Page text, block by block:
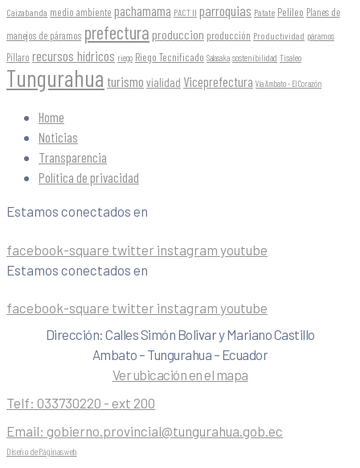
Caizabanda medio ambiente pachamama PACT II parroquias Patate Pelileo Planes de
manejos de páramos prefectura produccion producción Productividad páramos
Píllaro recursos hídricos riego Riego Tecnificado Salasaka sostenibilidad Tisaleo
Tungurahua turismo vialidad Viceprefectura Vía Ambato - El Corazón
Home
Noticias
Transparencia
Política de privacidad
Estamos conectados en
facebook-square twitter instagram youtube
Estamos conectados en
facebook-square twitter instagram youtube
Dirección: Calles Simón Bolivar y Mariano Castillo
Ambato – Tungurahua – Ecuador
Ver ubicación en el mapa
Telf: 033730220 - ext 200
Email: gobierno.provincial@tungurahua.gob.ec
Diseño de Páginas web